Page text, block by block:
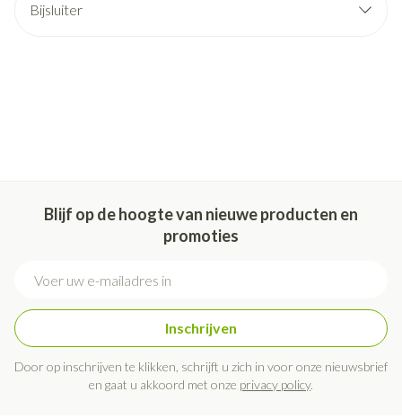
Bijsluiter
Blijf op de hoogte van nieuwe producten en
promoties
Inschrijven
Door op inschrijven te klikken, schrijft u zich in voor onze nieuwsbrief
en gaat u akkoord met onze privacy policy.